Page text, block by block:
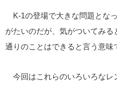
K-1の登場で大きな問題とな
がたいのだが、気がついてみ
通りのことはできると言う意味
今回はこれらのいろいろなレ